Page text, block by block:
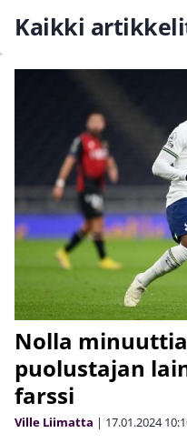
Kaikki
Nolla
puolustajan
farssi
Ville Liimatta | 17.01.2024